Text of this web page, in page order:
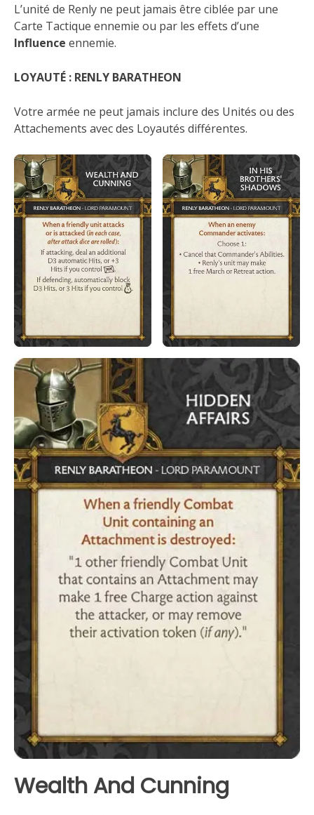
L’unité de Renly ne peut jamais être ciblée par une
Carte Tactique ennemie ou par les effets d’une
Influence ennemie.
LOYAUTÉ : RENLY BARATHEON
Votre armée ne peut jamais inclure des Unités ou des
Attachements avec des Loyautés différentes.
Wealth And Cunning